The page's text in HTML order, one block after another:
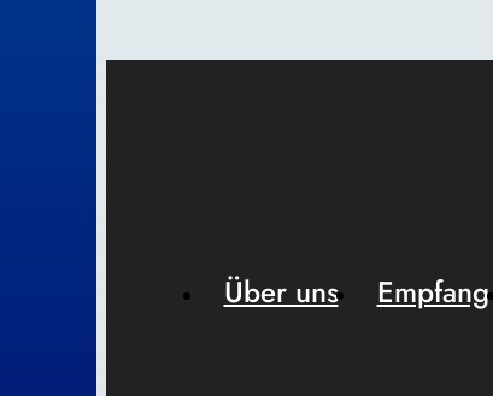
Über uns Empfang